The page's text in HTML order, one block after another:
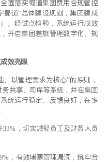
面落实蜀道集团费用合规管控
蜀道”总体建设规划，集团建成
。经试点检验，系统运行成效
开启集团差旅管理数字化、规
效亮眼
以管理需求为核心”的原则，
共享、司库等系统，并在集团
统运行稳定、反馈良好，在多
，切实减轻员工及财务人员
，有效堵塞管理漏洞，筑牢合